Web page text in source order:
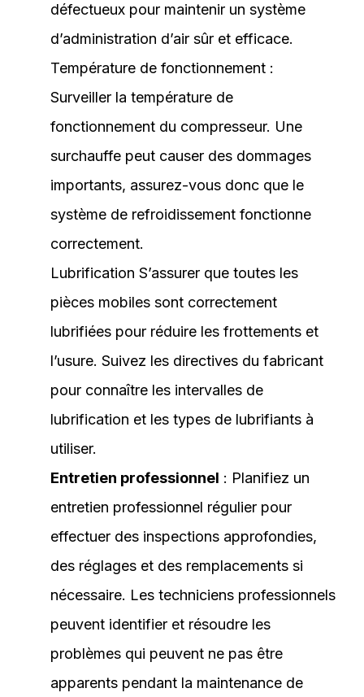
défectueux pour maintenir un système
d’administration d’air sûr et efficace.
Température de fonctionnement :
Surveiller la température de
fonctionnement du compresseur. Une
surchauffe peut causer des dommages
importants, assurez-vous donc que le
système de refroidissement fonctionne
correctement.
Lubrification S’assurer que toutes les
pièces mobiles sont correctement
lubrifiées pour réduire les frottements et
l’usure. Suivez les directives du fabricant
pour connaître les intervalles de
lubrification et les types de lubrifiants à
utiliser.
Entretien professionnel : Planifiez un
entretien professionnel régulier pour
effectuer des inspections approfondies,
des réglages et des remplacements si
nécessaire. Les techniciens professionnels
peuvent identifier et résoudre les
problèmes qui peuvent ne pas être
apparents pendant la maintenance de